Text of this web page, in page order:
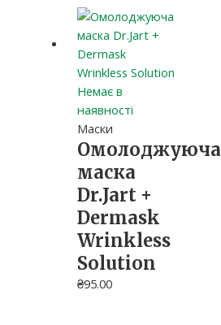
Немає в
наявності
Маски
Омолоджуюча
маска
Dr.Jart +
Dermask
Wrinkless
Solution
₴95.00